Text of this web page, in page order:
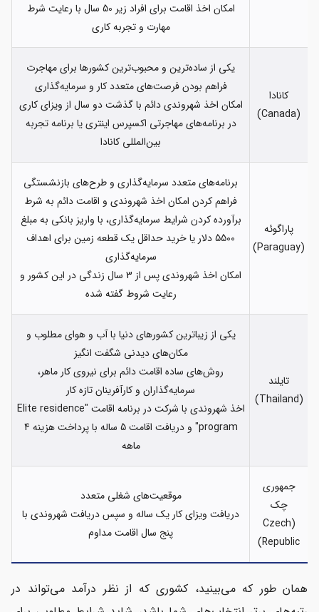
امکان اخذ اقامت برای افراد زیر 50 سال با رعایت شرط
مهارت و تجربه کاری
کانادا
(Canada)
یکی از ساده‌ترین و محبوب‌ترین کشورها برای مهاجرت
فراهم بودن فرصت‌های متعدد کار و سرمایه‌گذاری
امکان اخذ شهروندی دائم با گذشت دو سال از ویزای کاری
در برنامه‌های مهاجرتی اکسپرس اینتری یا برنامه تجربه
بین‌المللی کانادا
پاراگوئه
(Paraguay)
برنامه‌های متعدد سرمایه‌گذاری و طرح‌های بازنشستگی
فراهم کردن امکان اخذ شهروندی و اقامت دائم به شرط
برآورده کردن شرایط سرمایه‌گذاری، با واریز بانکی به مبلغ
5500 دلار یا خرید حداقل یک قطعه زمین برای اهداف
سرمایه‌گذاری
امکان اخذ شهروندی پس از 3 سال زندگی در این کشور و
رعایت شروط گفته شده
تایلند
(Thailand)
یکی از زیباترین کشورهای دنیا با آب و هوای مطلوب و
مکان‌های دیدنی شگفت انگیز
روش‌های ساده اقامت دائم برای نیروی کار ماهر،
سرمایه‌گذاران و کارآفرینان تازه کار
اخذ شهروندی با شرکت در برنامه اقامت "Elite residence
program" و دریافت اقامت 5 ساله با پرداخت هزینه 4
ماهه
جمهوری
چک
(Czech
Republic)
موقعیت‌های شغلی متعدد
دریافت ویزای کار یک ساله و سپس دریافت شهروندی با
پنج سال اقامت مداوم
همان طور که می‌بینید، کشوری که از نظر درآمد می‌تواند در